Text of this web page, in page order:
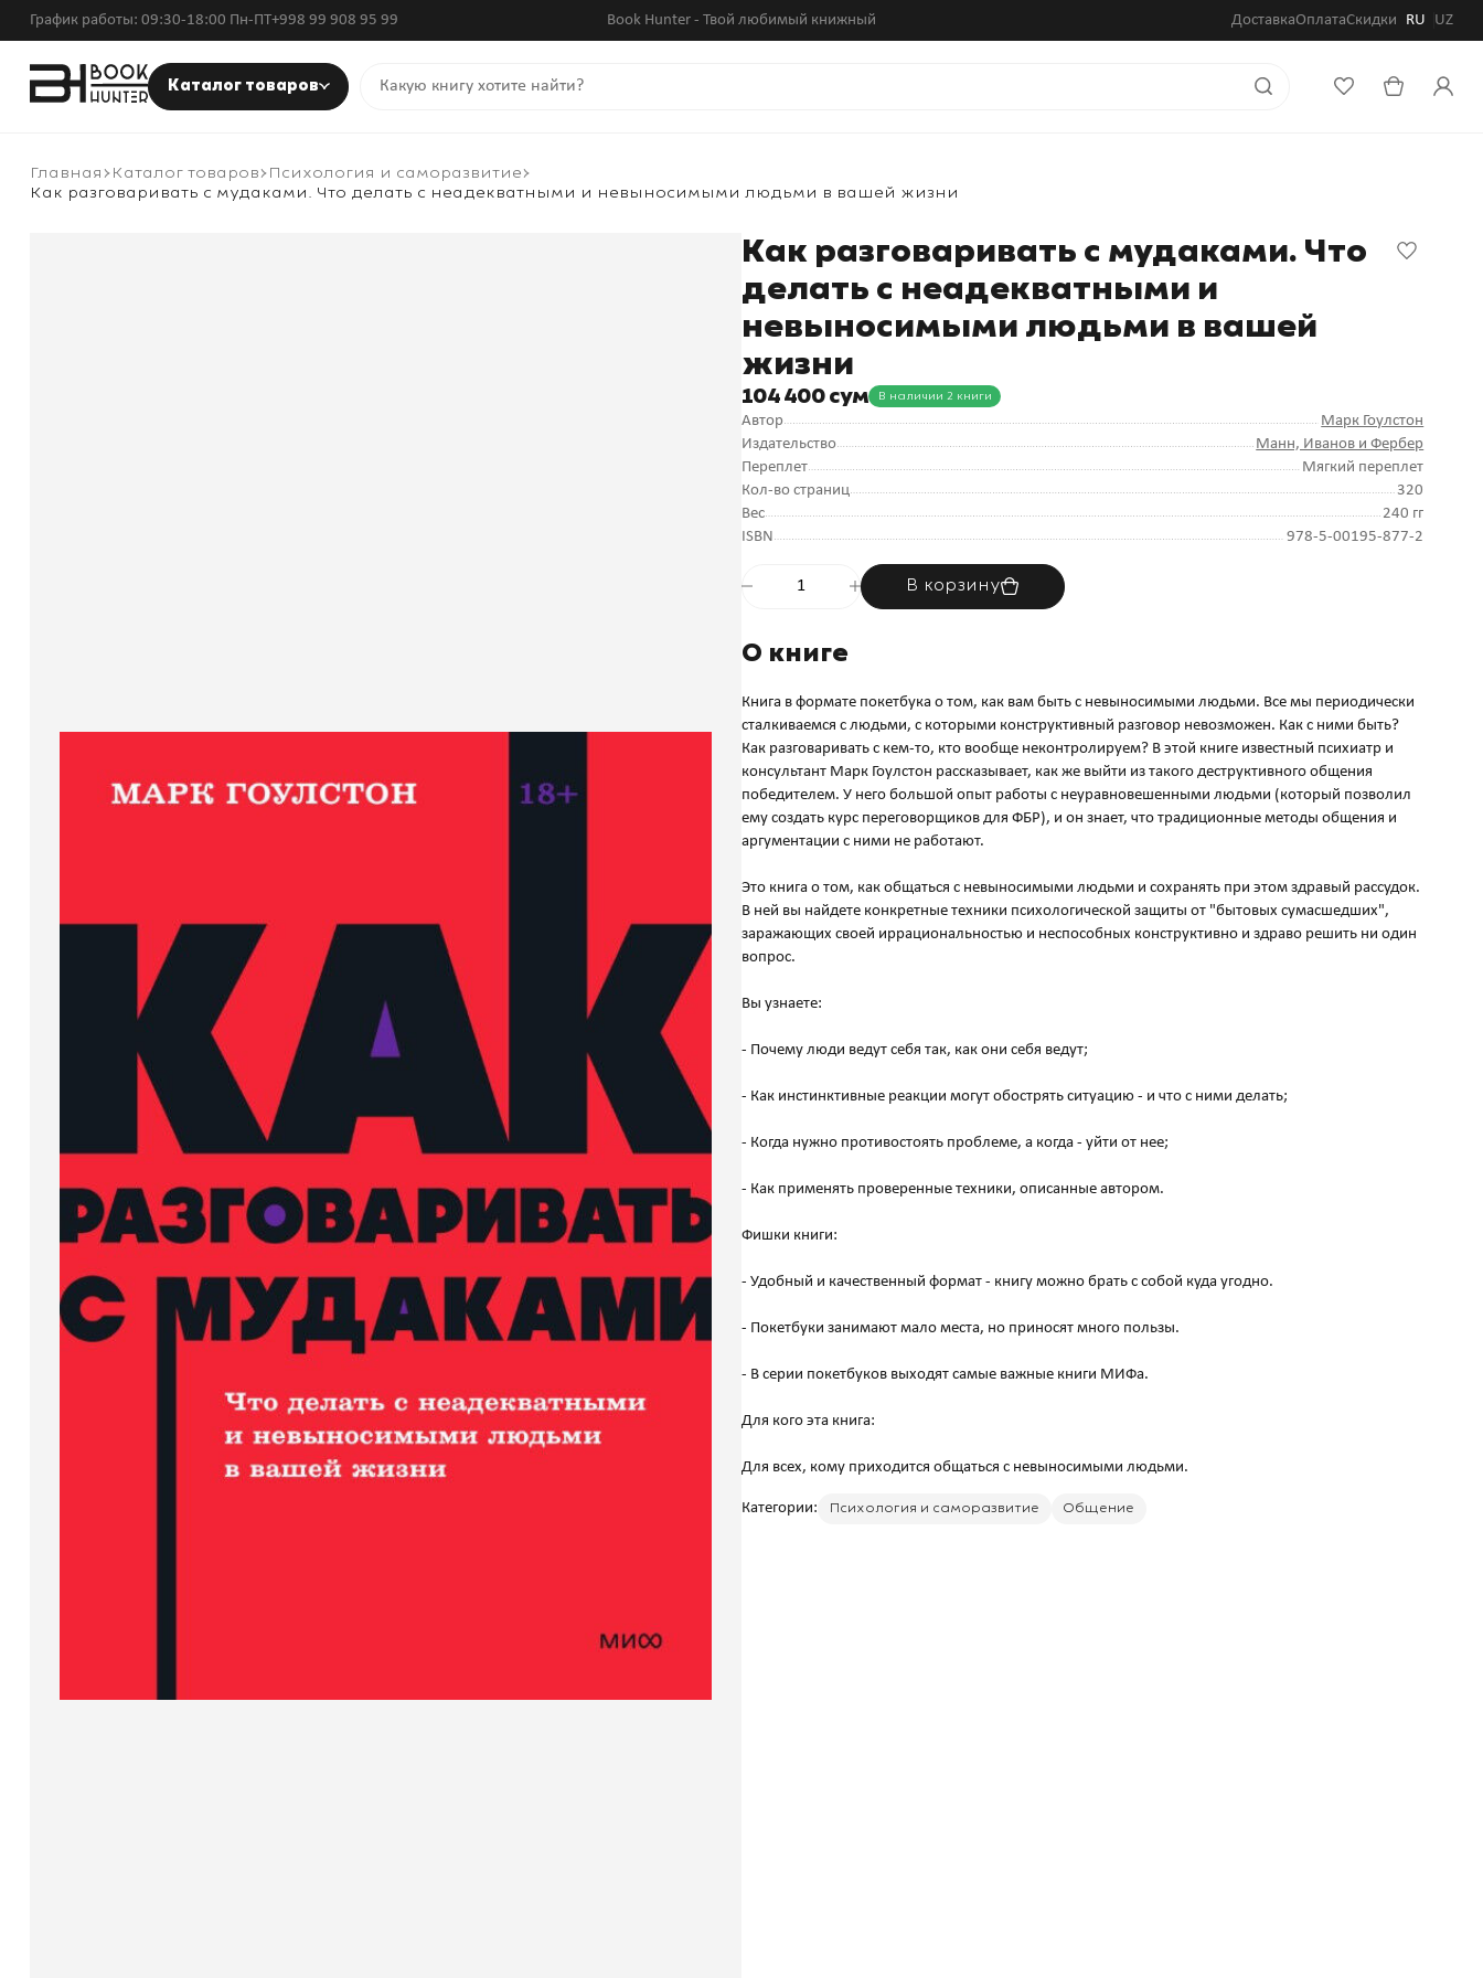
График работы: 09:30-18:00 Пн-ПТ+998 99 908 95 99 Book Hunter - Твой любимый книжный ДоставкаОплатаСкидки RU UZ
Каталог товаров
Главная Каталог товаров
Психология и саморазвитие
Как разговаривать с мудаками. Что делать с неадекватными и невыносимыми людьми в вашей жизни
Как разговаривать с мудаками. Что
делать с неадекватными и
невыносимыми людьми в вашей
жизни
104 400 сум В наличии 2 книги
Автор
Марк Гоулстон
Издательство
Манн, Иванов и Фербер
Переплет
Мягкий переплет
Кол-во страниц
320
Вес
240 гг
ISBN
978-5-00195-877-2
В корзину
О книге
Книга в формате покетбука о том, как вам быть с невыносимыми людьми. Все мы периодически
сталкиваемся с людьми, с которыми конструктивный разговор невозможен. Как с ними быть?
Как разговаривать с кем-то, кто вообще неконтролируем? В этой книге известный психиатр и
консультант Марк Гоулстон рассказывает, как же выйти из такого деструктивного общения
победителем. У него большой опыт работы с неуравновешенными людьми (который позволил
ему создать курс переговорщиков для ФБР), и он знает, что традиционные методы общения и
аргументации с ними не работают.
Это книга о том, как общаться с невыносимыми людьми и сохранять при этом здравый рассудок.
В ней вы найдете конкретные техники психологической защиты от "бытовых сумасшедших",
заражающих своей иррациональностью и неспособных конструктивно и здраво решить ни один
вопрос.
Вы узнаете:
- Почему люди ведут себя так, как они себя ведут;
- Как инстинктивные реакции могут обострять ситуацию - и что с ними делать;
- Когда нужно противостоять проблеме, а когда - уйти от нее;
- Как применять проверенные техники, описанные автором.
Фишки книги:
- Удобный и качественный формат - книгу можно брать с собой куда угодно.
- Покетбуки занимают мало места, но приносят много пользы.
- В серии покетбуков выходят самые важные книги МИФа.
Для кого эта книга:
Категории: Психология и саморазвитие Общение